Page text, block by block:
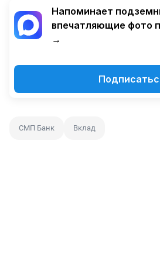
Напоминает
впечатляющие фото
→
СМП Банк Вклад